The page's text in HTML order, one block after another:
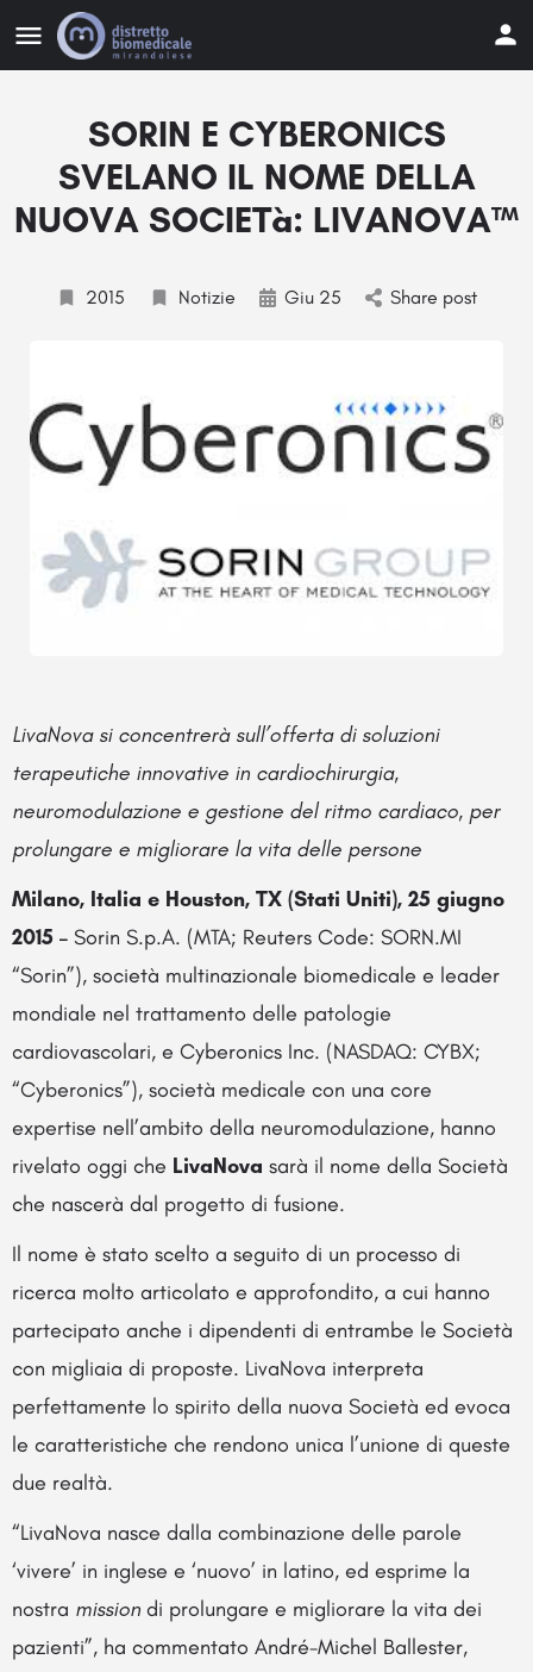
SORIN E CYBERONICS
SVELANO IL NOME DELLA
NUOVA SOCIETà: LIVANOVA™
2015 Notizie Giu 25 Share post
LivaNova si concentrerà sull’offerta di soluzioni
terapeutiche innovative in cardiochirurgia,
neuromodulazione e gestione del ritmo cardiaco, per
prolungare e migliorare la vita delle persone
Milano, Italia e Houston, TX (Stati Uniti), 25 giugno
2015 – Sorin S.p.A. (MTA; Reuters Code: SORN.MI
“Sorin”), società multinazionale biomedicale e leader
mondiale nel trattamento delle patologie
cardiovascolari, e Cyberonics Inc. (NASDAQ: CYBX;
“Cyberonics”), società medicale con una core
expertise nell’ambito della neuromodulazione, hanno
rivelato oggi che LivaNova sarà il nome della Società
che nascerà dal progetto di fusione.
Il nome è stato scelto a seguito di un processo di
ricerca molto articolato e approfondito, a cui hanno
partecipato anche i dipendenti di entrambe le Società
con migliaia di proposte. LivaNova interpreta
perfettamente lo spirito della nuova Società ed evoca
le caratteristiche che rendono unica l’unione di queste
due realtà.
“LivaNova nasce dalla combinazione delle parole
‘vivere’ in inglese e ‘nuovo’ in latino, ed esprime la
nostra mission di prolungare e migliorare la vita dei
pazienti”, ha commentato André-Michel Ballester,